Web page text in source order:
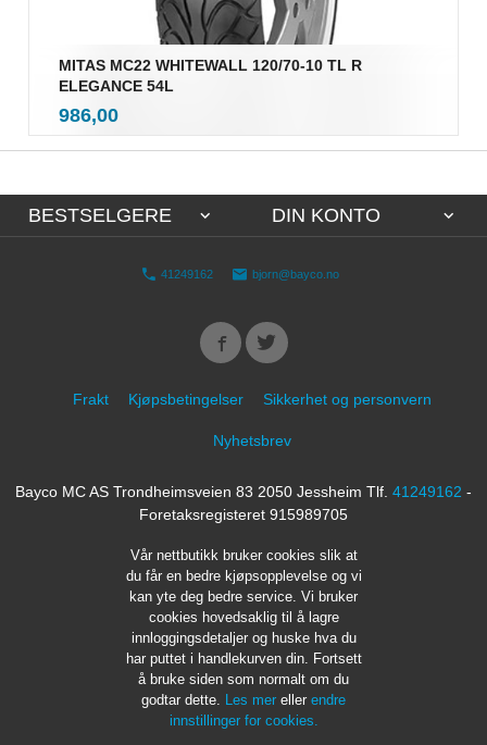
MITAS MC22 WHITEWALL 120/70-10 TL R
ELEGANCE 54L
Pris
986,00mva.
BESTSELGERE DIN KONTO
41249162 bjorn@bayco.no
Frakt Kjøpsbetingelser Sikkerhet og personvern
Nyhetsbrev
Bayco MC AS Trondheimsveien 83 2050 Jessheim Tlf. 41249162 -
Foretaksregisteret 915989705
Vår nettbutikk bruker cookies slik at
du får en bedre kjøpsopplevelse og vi
kan yte deg bedre service. Vi bruker
cookies hovedsaklig til å lagre
innloggingsdetaljer og huske hva du
har puttet i handlekurven din. Fortsett
å bruke siden som normalt om du
godtar dette. Les mer eller endre
innstillinger for cookies.